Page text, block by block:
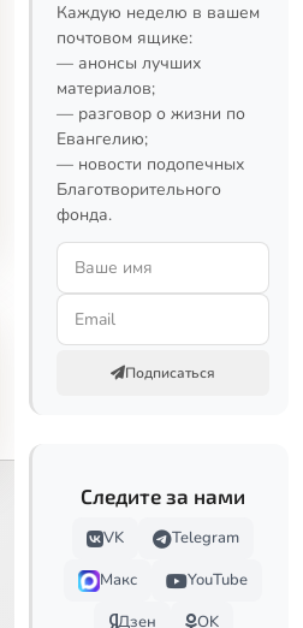
Каждую неделю в вашем
почтовом ящике:
— анонсы лучших
материалов;
— разговор о жизни по
Евангелию;
— новости подопечных
Благотворительного
фонда.
Подписаться
Следите за нами
VK
Telegram
Макс
YouTube
Дзен
OK